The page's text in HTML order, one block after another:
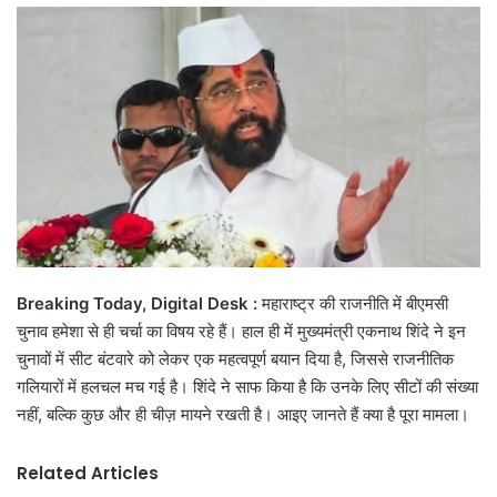
Breaking Today, Digital Desk :महाराष्ट्र की राजनीति में बीएमसी
चुनाव हमेशा से ही चर्चा का विषय रहे हैं। हाल ही में मुख्यमंत्री एकनाथ शिंदे ने इन
चुनावों में सीट बंटवारे को लेकर एक महत्वपूर्ण बयान दिया है, जिससे राजनीतिक
गलियारों में हलचल मच गई है। शिंदे ने साफ किया है कि उनके लिए सीटों की संख्या
नहीं, बल्कि कुछ और ही चीज़ मायने रखती है। आइए जानते हैं क्या है पूरा मामला।
Related Articles